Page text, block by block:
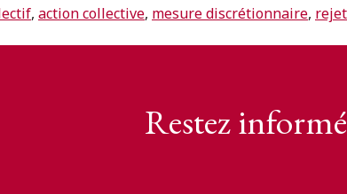
, action collective, mesure discrétionnaire, rejet
Restez informé